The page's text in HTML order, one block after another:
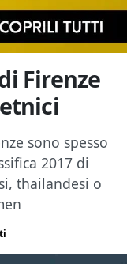
Firenze
sono spesso
2017 di
thailandesi o